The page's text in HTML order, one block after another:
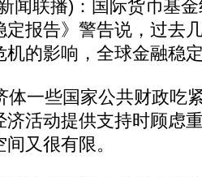
闻联播)：国际货币基
定报告》警告说，过去
机的影响，全球金融稳
一些国家公共财政吃
济活动提供支持时顾虑
又很有限。